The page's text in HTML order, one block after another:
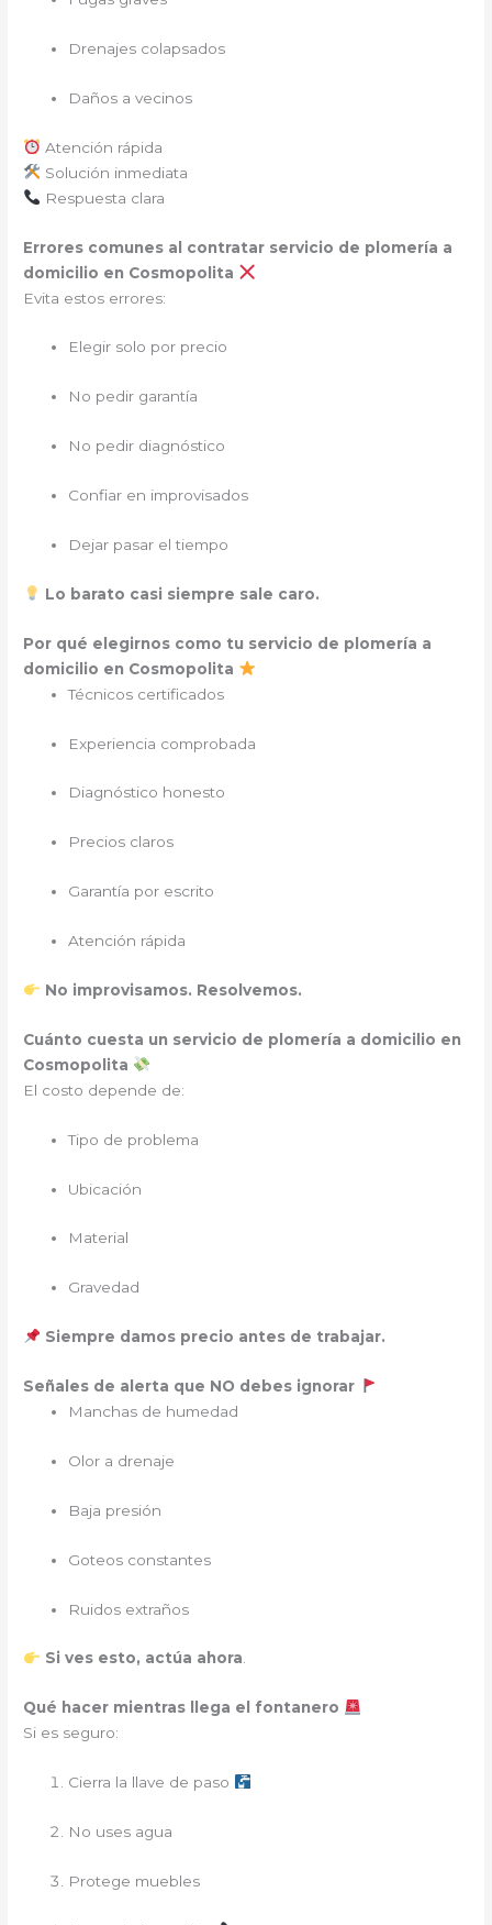
Drenajes colapsados
Daños a vecinos
Atención rápida
Solución inmediata
Respuesta clara
Errores comunes al contratar servicio de plomería a
domicilio en Cosmopolita
Evita estos errores:
Elegir solo por precio
No pedir garantía
No pedir diagnóstico
Confiar en improvisados
Dejar pasar el tiempo
Lo barato casi siempre sale caro.
Por qué elegirnos como tu servicio de plomería a
domicilio en Cosmopolita
Técnicos certificados
Experiencia comprobada
Diagnóstico honesto
Precios claros
Garantía por escrito
Atención rápida
No improvisamos. Resolvemos.
Cuánto cuesta un servicio de plomería a domicilio en
Cosmopolita
El costo depende de:
Tipo de problema
Ubicación
Material
Gravedad
Siempre damos precio antes de trabajar.
Señales de alerta que NO debes ignorar
Manchas de humedad
Olor a drenaje
Baja presión
Goteos constantes
Ruidos extraños
Si ves esto, actúa ahora.
Qué hacer mientras llega el fontanero
Si es seguro:
Cierra la llave de paso
No uses agua
Protege muebles